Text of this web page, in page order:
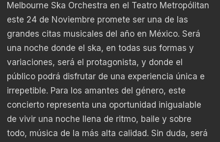
Melbourne Ska Orchestra en el Teatro Metropólitan
este 24 de Noviembre promete ser una de las
grandes citas musicales del año en México. Será
una noche donde el ska, en todas sus formas y
variaciones, será el protagonista, y donde el
público podrá disfrutar de una experiencia única e
irrepetible. Para los amantes del género, este
concierto representa una oportunidad inigualable
de vivir una noche llena de ritmo, baile y sobre
todo, música de la más alta calidad. Sin duda, será